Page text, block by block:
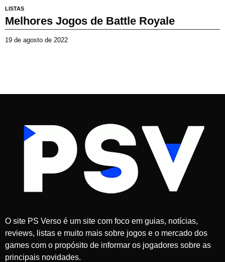
LISTAS
Melhores Jogos de Battle Royale
19 de agosto de 2022
e
2
O site PS Verso é um site com foco em guias, notícias,
reviews, listas e muito mais sobre jogos e o mercado dos
games com o propósito de informar os jogadores sobre as
principais novidades.